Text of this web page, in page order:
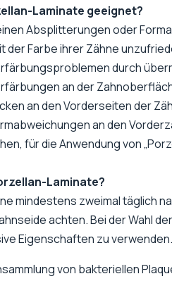
Laminate geeignet?
Absplitterungen oder
der Farbe ihrer Zähne
durch
an der
an den Vorderseiten der
an den
für die Anwendung von
Laminate?
mindestens zweimal täglich
achten. Bei der Wahl
Eigenschaften zu verwenden.
von bakteriellen